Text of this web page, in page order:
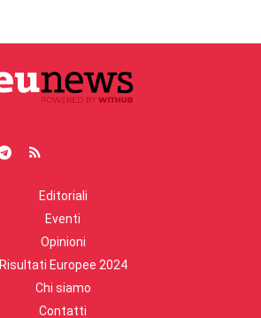
Editoriali
Eventi
Opinioni
Risultati Europee 2024
Chi siamo
Contatti